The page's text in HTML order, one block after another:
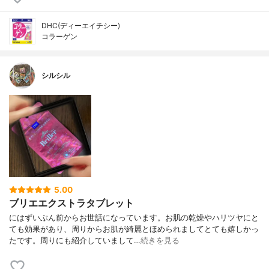
DHC(ディーエイチシー)
コラーゲン
シルシル
5.00
ブリエエクストラタブレット
にはずいぶん前からお世話になっています。お肌の乾燥やハリツヤにと
ても効果があり、周りからお肌が綺麗とほめられましてとても嬉しかっ
たです。周りにも紹介していまして…続きを見る